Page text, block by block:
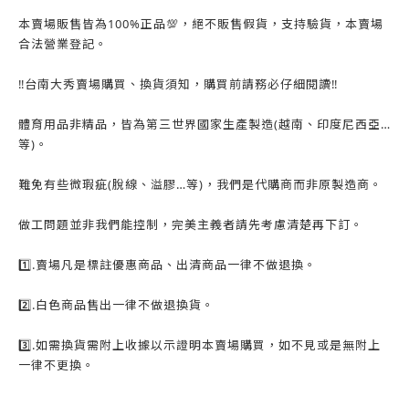
本賣場販售皆為100%正品💯，絕不販售假貨，支持驗貨，本賣場
合法營業登記。
‼️台南大秀賣場購買、換貨須知，購買前請務必仔細閱讀‼️
體育用品非精品，皆為第三世界國家生產製造(越南、印度尼西亞…
等)。
難免有些微瑕疵(脫線、溢膠…等)，我們是代購商而非原製造商。
做工問題並非我們能控制，完美主義者請先考慮清楚再下訂。
1️⃣.賣場凡是標註優惠商品、出清商品一律不做退換。
2️⃣.白色商品售出一律不做退換貨。
3️⃣.如需換貨需附上收據以示證明本賣場購買，如不見或是無附上
一律不更換。